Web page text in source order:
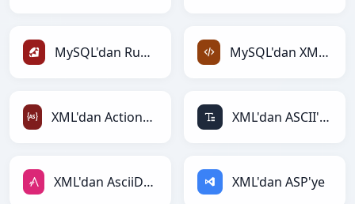
MySQL'dan Ruby'ye MySQL'dan XML'ye
XML'dan ActionScript'ye XML'dan ASCII'ye
XML'dan AsciiDoc'ye XML'dan ASP'ye